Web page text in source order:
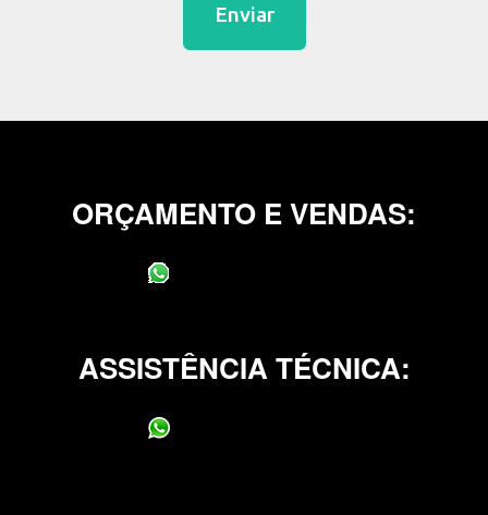
Enviar
ORÇAMENTO E VENDAS:
ASSISTÊNCIA TÉCNICA: